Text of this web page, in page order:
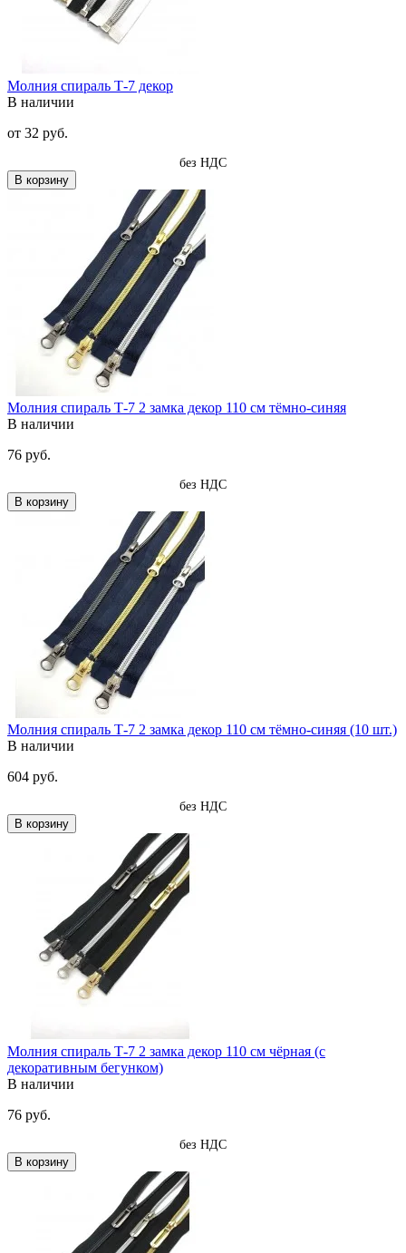
Молния спираль Т-7 декор
В наличии
от 32 руб.
без НДС
В корзину
Молния спираль Т-7 2 замка декор 110 см тёмно-синяя
В наличии
76 руб.
без НДС
В корзину
Молния спираль Т-7 2 замка декор 110 см тёмно-синяя (10 шт.)
В наличии
604 руб.
без НДС
В корзину
Молния спираль Т-7 2 замка декор 110 см чёрная (с
декоративным бегунком)
В наличии
76 руб.
без НДС
В корзину